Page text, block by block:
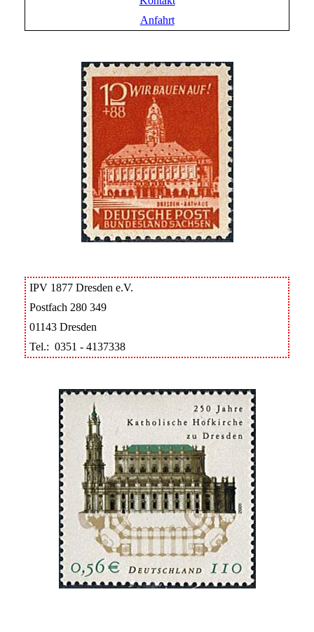
Anfahrt
IPV 1877 Dresden e.V.
Postfach 280 349
01143 Dresden
Tel.: 0351 - 4137338